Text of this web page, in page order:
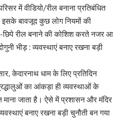
में वीडियो/रील बनाना प्रतिबंधित
इसके बावजूद कुछ लोग नियमों की
छिपे रील बनाने की कोशिश करते नजर आ
भीड़ : व्यवस्थाएं बनाए रखना बड़ी
केदारनाथ धाम के लिए प्रतिदिन
का आंकड़ा ही व्यवस्थाओं के
जाता है। ऐसे में प्रशासन और मंदिर
बनाए रखना बड़ी चुनौती बन गया